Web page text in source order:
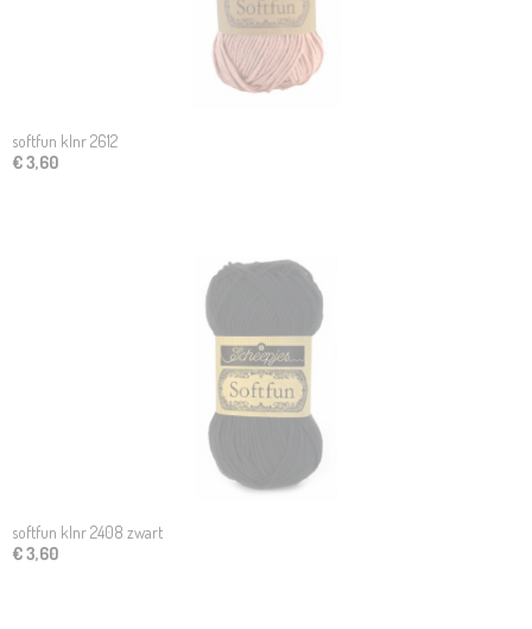
softfun klnr 2612
€ 3,60
softfun klnr 2408 zwart
€ 3,60